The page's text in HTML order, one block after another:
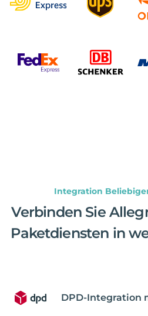
Integration
Verbinden Sie
Paketdiensten in
DPD-Integration